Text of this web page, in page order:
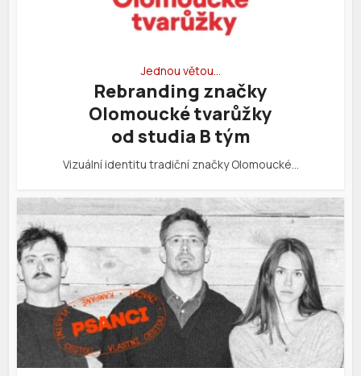
Jednou větou…
Rebranding značky
Olomoucké tvarůžky
od studia B tým
Vizuální identitu tradiční značky Olomoucké…